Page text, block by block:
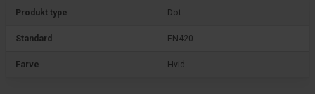
Produkt type Dot
Standard EN420
Farve Hvid